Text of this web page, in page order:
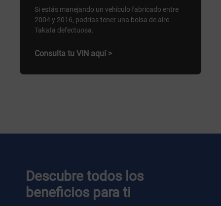
Si estás manejando un vehículo fabricado entre
2004 y 2016, podrías tener una bolsa de aire
Takata defectuosa.
Consulta tu VIN aquí >
Descubre todos los
beneficios para ti